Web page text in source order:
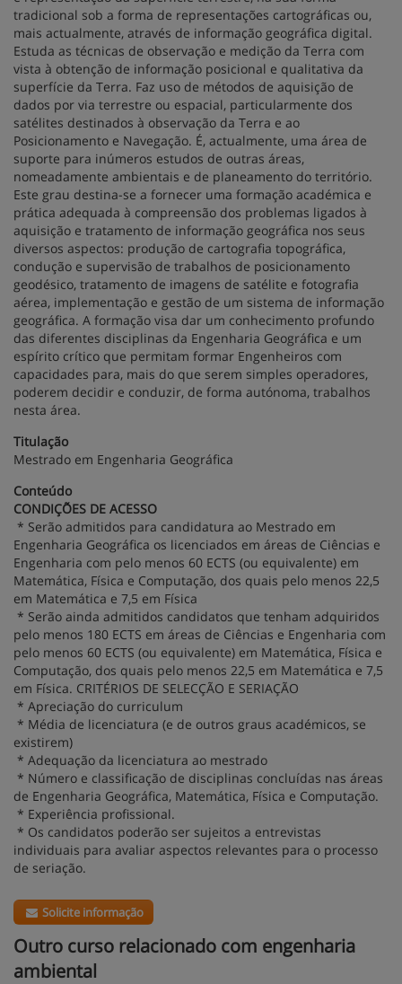
tradicional sob a forma de representações cartográficas ou,
mais actualmente, através de informação geográfica digital.
Estuda as técnicas de observação e medição da Terra com
vista à obtenção de informação posicional e qualitativa da
superfície da Terra. Faz uso de métodos de aquisição de
dados por via terrestre ou espacial, particularmente dos
satélites destinados à observação da Terra e ao
Posicionamento e Navegação. É, actualmente, uma área de
suporte para inúmeros estudos de outras áreas,
nomeadamente ambientais e de planeamento do território.
Este grau destina-se a fornecer uma formação académica e
prática adequada à compreensão dos problemas ligados à
aquisição e tratamento de informação geográfica nos seus
diversos aspectos: produção de cartografia topográfica,
condução e supervisão de trabalhos de posicionamento
geodésico, tratamento de imagens de satélite e fotografia
aérea, implementação e gestão de um sistema de informação
geográfica. A formação visa dar um conhecimento profundo
das diferentes disciplinas da Engenharia Geográfica e um
espírito crítico que permitam formar Engenheiros com
capacidades para, mais do que serem simples operadores,
poderem decidir e conduzir, de forma autónoma, trabalhos
nesta área.
Titulação
Mestrado em Engenharia Geográfica
Conteúdo
CONDIÇÕES DE ACESSO
* Serão admitidos para candidatura ao Mestrado em
Engenharia Geográfica os licenciados em áreas de Ciências e
Engenharia com pelo menos 60 ECTS (ou equivalente) em
Matemática, Física e Computação, dos quais pelo menos 22,5
em Matemática e 7,5 em Física
* Serão ainda admitidos candidatos que tenham adquiridos
pelo menos 180 ECTS em áreas de Ciências e Engenharia com
pelo menos 60 ECTS (ou equivalente) em Matemática, Física e
Computação, dos quais pelo menos 22,5 em Matemática e 7,5
em Física. CRITÉRIOS DE SELECÇÃO E SERIAÇÃO
* Apreciação do curriculum
* Média de licenciatura (e de outros graus académicos, se
existirem)
* Adequação da licenciatura ao mestrado
* Número e classificação de disciplinas concluídas nas áreas
de Engenharia Geográfica, Matemática, Física e Computação.
* Experiência profissional.
* Os candidatos poderão ser sujeitos a entrevistas
individuais para avaliar aspectos relevantes para o processo
de seriação.
Solicite informação
Outro curso relacionado com engenharia
ambiental